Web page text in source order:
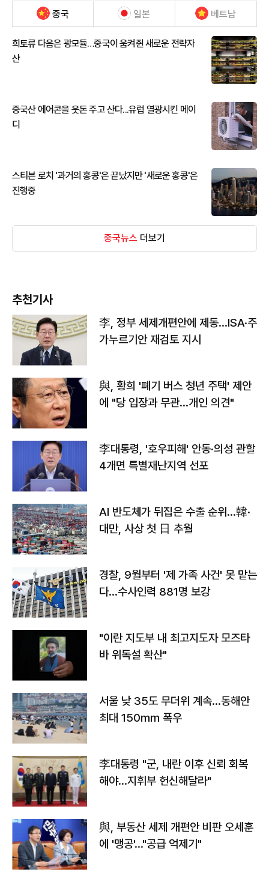
중국 일본 베트남
희토류 다음은 광모듈…중국이 움켜쥔 새로운 전략자
산
중국산 에어콘을 웃돈 주고 산다...유럽 열광시킨 메이
디
스티븐 로치 '과거의 홍콩'은 끝났지만 '새로운 홍콩'은
진행중
중국뉴스 더보기
추천기사
李, 정부 세제개편안에 제동…ISA·주
가누르기안 재검토 지시
與, 황희 '폐기 버스 청년 주택' 제안
에 "당 입장과 무관…개인 의견"
李대통령, '호우피해' 안동·의성 관할
4개면 특별재난지역 선포
AI 반도체가 뒤집은 수출 순위…韓·
대만, 사상 첫 日 추월
경찰, 9월부터 '제 가족 사건' 못 맡는
다…수사인력 881명 보강
"이란 지도부 내 최고지도자 모즈타
바 위독설 확산"
서울 낮 35도 무더위 계속…동해안
최대 150㎜ 폭우
李대통령 "군, 내란 이후 신뢰 회복
해야…지휘부 헌신해달라"
與, 부동산 세제 개편안 비판 오세훈
에 '맹공'…"공급 억제기"